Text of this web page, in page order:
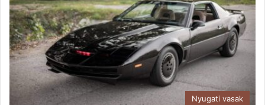
Nyugati vasak